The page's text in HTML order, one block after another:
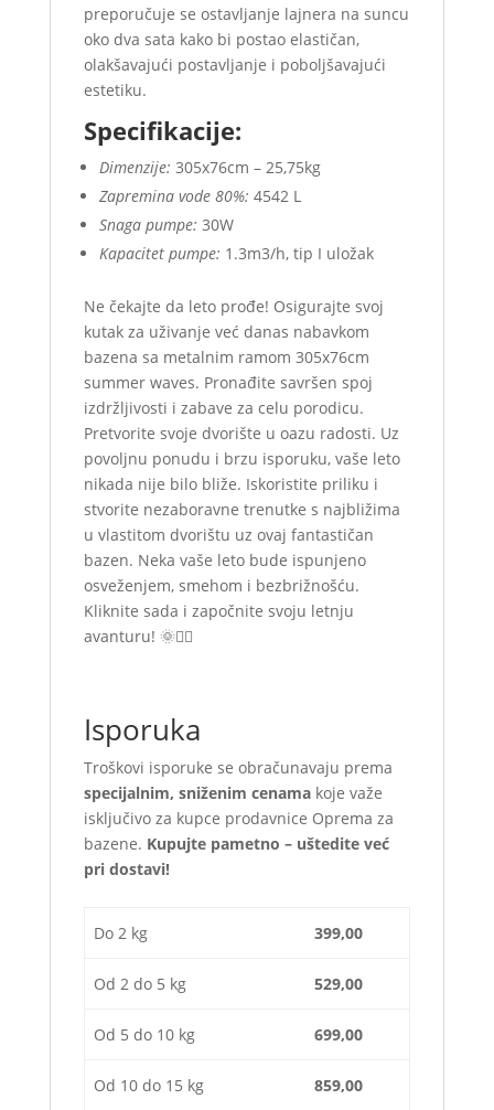
preporučuje se ostavljanje lajnera na suncu
oko dva sata kako bi postao elastičan,
olakšavajući postavljanje i poboljšavajući
estetiku.
Specifikacije:
Dimenzije: 305x76cm – 25,75kg
Zapremina vode 80%: 4542 L
Snaga pumpe: 30W
Kapacitet pumpe: 1.3m3/h, tip I uložak
Ne čekajte da leto prođe! Osigurajte svoj
kutak za uživanje već danas nabavkom
bazena sa metalnim ramom 305x76cm
summer waves. Pronađite savršen spoj
izdržljivosti i zabave za celu porodicu.
Pretvorite svoje dvorište u oazu radosti. Uz
povoljnu ponudu i brzu isporuku, vaše leto
nikada nije bilo bliže. Iskoristite priliku i
stvorite nezaboravne trenutke s najbližima
u vlastitom dvorištu uz ovaj fantastičan
bazen. Neka vaše leto bude ispunjeno
osveženjem, smehom i bezbrižnošću.
Kliknite sada i započnite svoju letnju
avanturu! 🌞🏊‍♂️
Isporuka
Troškovi isporuke se obračunavaju prema
specijalnim, sniženim cenamakoje važe
isključivo za kupce prodavnice Oprema za
bazene. Kupujte pametno – uštedite već
pri dostavi!
Do 2 kg 399,00
Od 2 do 5 kg 529,00
Od 5 do 10 kg 699,00
Od 10 do 15 kg 859,00